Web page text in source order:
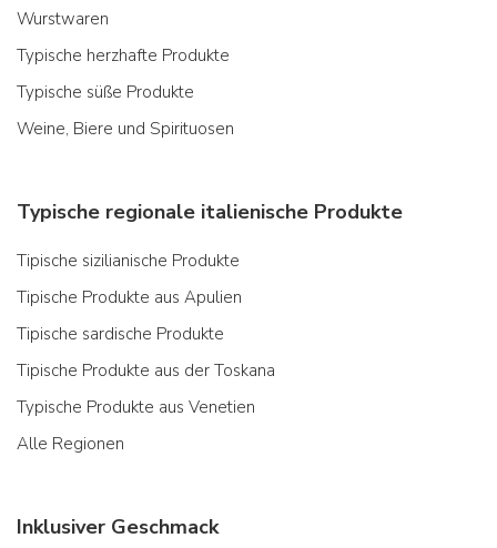
Wurstwaren
Typische herzhafte Produkte
Typische süße Produkte
Weine, Biere und Spirituosen
Typische regionale italienische Produkte
Tipische sizilianische Produkte
Tipische Produkte aus Apulien
Tipische sardische Produkte
Tipische Produkte aus der Toskana
Typische Produkte aus Venetien
Alle Regionen
Inklusiver Geschmack